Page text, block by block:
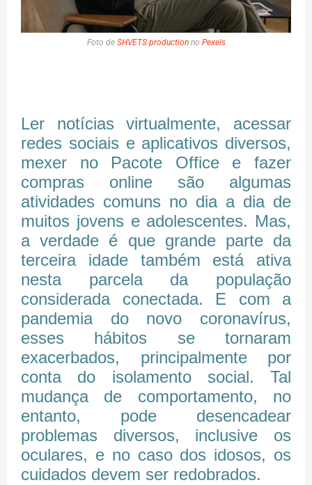
Foto de SHVETS productionno Pexels
Ler notícias virtualmente, acessar
redes sociais e aplicativos diversos,
mexer no Pacote Office e fazer
compras online são algumas
atividades comuns no dia a dia de
muitos jovens e adolescentes. Mas,
a verdade é que grande parte da
terceira idade também está ativa
nesta parcela da população
considerada conectada. E com a
pandemia do novo coronavírus,
esses hábitos se tornaram
exacerbados, principalmente por
conta do isolamento social. Tal
mudança de comportamento, no
entanto, pode desencadear
problemas diversos, inclusive os
oculares, e no caso dos idosos, os
cuidados devem ser redobrados.